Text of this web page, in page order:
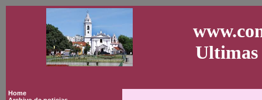
Ultimas
Home